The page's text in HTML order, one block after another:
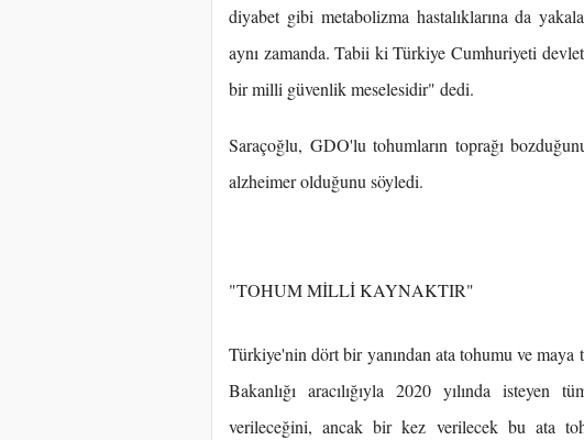
diyabet gibi metabolizma hastalıklarına da
aynı zamanda. Tabii ki Türkiye Cumhuriyeti
bir milli güvenlik meselesidir" dedi.
Saraçoğlu, GDO'lu tohumların toprağı
alzheimer olduğunu söyledi.
"TOHUM MİLLİ KAYNAKTIR"
Türkiye'nin dört bir yanından ata tohumu ve maya
Bakanlığı aracılığıyla 2020 yılında isteyen
verileceğini, ancak bir kez verilecek bu ata